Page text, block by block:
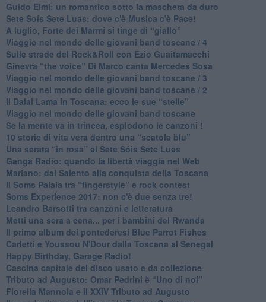
Guido Elmi: un romantico sotto la maschera da duro
Sete Soís Sete Luas: dove c'è Musica c'è Pace!
​A luglio, Forte dei Marmi si tinge di “giallo”
Viaggio nel mondo delle giovani band toscane / 4
Sulle strade del Rock&Roll con Ezio Guaitamacchi
​Ginevra “the voice” Di Marco canta Mercedes Sosa
Viaggio nel mondo delle giovani band toscane / 3
​Viaggio nel mondo delle giovani band toscane / 2
Il Dalai Lama in Toscana: ecco le sue “stelle”
Viaggio nel mondo delle giovani band toscane
Se la mente va in trincea, esplodono le canzoni !
​10 storie di vita vera dentro una “scatola blu”
​Una serata “in rosa” al Sete Sóis Sete Luas
Ganga Radio: quando la libertà viaggia nel Web
Mariano: dal Salento alla conquista della Toscana
​Il Soms Palaia tra “fingerstyle” e rock contest
Soms Experience 2017: non c'è due senza tre!
​Leandro Barsotti tra canzoni e letteratura
​Metti una sera a cena... per i bambini del Rwanda
​Il primo album dei pontederesi Blue Parrot Fishes
Carletti e Youssou N'Dour dalla Toscana al Senegal
Happy Birthday, Garage Radio!
​Cascina capitale del disco usato e da collezione
Tributo ad Augusto: Omar Pedrini è “Uno di noi”
​Fiorella Mannoia e il XXIV Tributo ad Augusto